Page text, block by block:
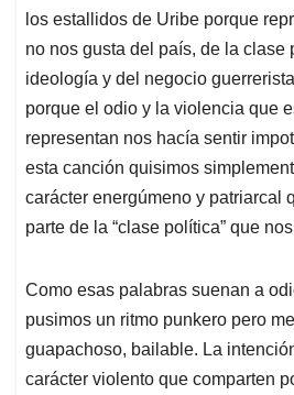
los estallidos de Uribe porque
no nos gusta del país, de la clase
ideología y del negocio
porque el odio y la violencia que
representan nos hacía sentir
esta canción quisimos
carácter energúmeno y patriarcal
parte de la “clase política” que
Como esas palabras suenan a
pusimos un ritmo punkero pero
guapachoso, bailable. La
carácter violento que comparten